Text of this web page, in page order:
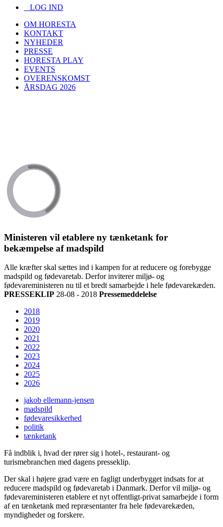
LOG IND
OM HORESTA
KONTAKT
NYHEDER
PRESSE
HORESTA PLAY
EVENTS
OVERENSKOMST
ÅRSDAG 2026
Ministeren vil etablere ny tænketank for
bekæmpelse af madspild
Alle kræfter skal sættes ind i kampen for at reducere og forebygge
madspild og fødevaretab. Derfor inviterer miljø- og
fødevareministeren nu til et bredt samarbejde i hele fødevarekæden.
PRESSEKLIP 28-08 - 2018 Pressemeddelelse
2018
2019
2020
2021
2022
2023
2024
2025
2026
jakob ellemann-jensen
madspild
fødevaresikkerhed
politik
tænketank
Få indblik i, hvad der rører sig i hotel-, restaurant- og
turismebranchen med dagens presseklip.
Der skal i højere grad være en fagligt underbygget indsats for at
reducere madspild og fødevaretab i Danmark. Derfor vil miljø- og
fødevareministeren etablere et nyt offentligt-privat samarbejde i form
af en tænketank med repræsentanter fra hele fødevarekæden,
myndigheder og forskere.